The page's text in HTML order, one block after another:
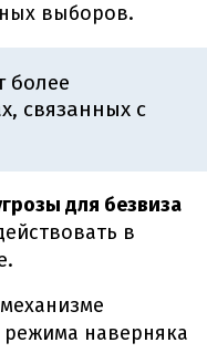
выборов.
более
связанных с
для безвиза
в
наверняка